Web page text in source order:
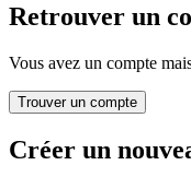
Retrouver un
Vous avez un compte
Créer un